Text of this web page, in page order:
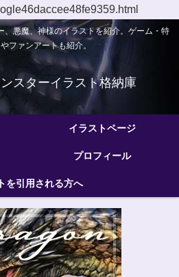
、悪魔、神様のイラストを紹介。ゲーム・特
ファンアートも紹介。
スターイラスト格納庫
イラストページ
プロフィール
を引用される方へ